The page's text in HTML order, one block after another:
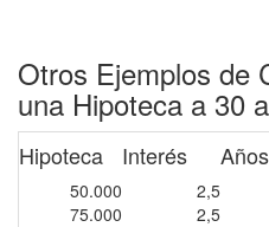
Otros Ejemplos de
una Hipoteca a 30
Hipoteca Interés Años
50.000
2,5
75.000
2,5